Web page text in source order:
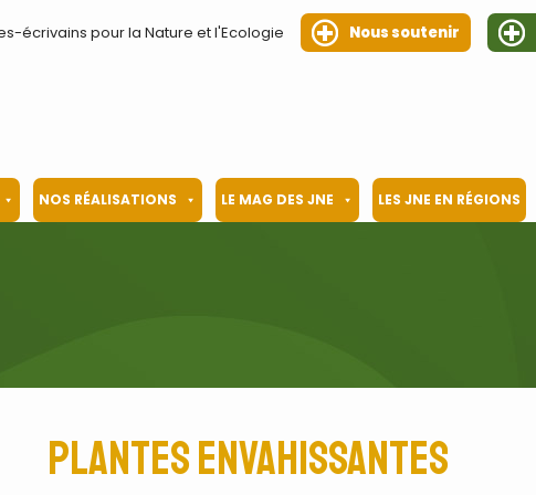
écrivains pour la Nature et l'Ecologie Nous soutenir
NOS RÉALISATIONS LE MAG DES JNE LES JNE EN RÉGIONS
Plantes envahissantes